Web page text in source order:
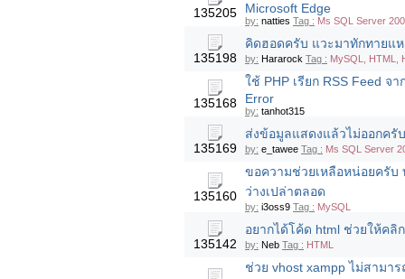
135205
Microsoft Edge
by: natties Tag : Ms SQL Server
135198
คิดฮอดครับ แวะมาทักทายแ
by: Hararock Tag : MySQL, HTML,
135168
ใช้ PHP เรียก RSS Feed จ
Error
by: tanhot315
135169
ส่งข้อมูลแสดงแล้วไม่ออกครั
by: e_tawee Tag : Ms SQL Server
135160
ขอความช่วยเหลือหน่อยครั
ว่างเปล่าตลอด
by: i3oss9 Tag : MySQL
135142
อยากได้โค้ด html ช่วยให้คลิ
by: Neb Tag : HTML
ช่วย vhost xampp ไม่สามา